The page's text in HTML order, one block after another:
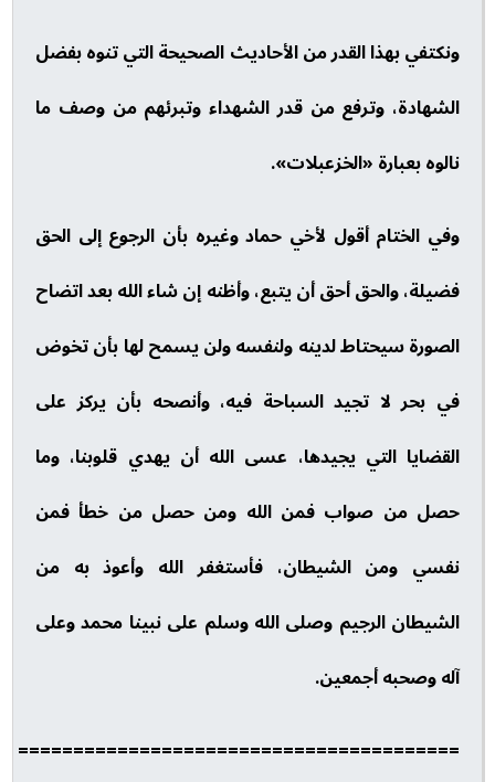
ونكتفي بهذا القدر من الأحاديث الصحيحة التي تنوه بفضل
الشهادة، وترفع من قدر الشهداء وتبرئهم من وصف ما
نالوه بعبارة «الخزعبلات».
وفي الختام أقول لأخي حماد وغيره بأن الرجوع إلى الحق
فضيلة، والحق أحق أن يتبع، وأظنه إن شاء الله بعد اتضاح
الصورة سيحتاط لدينه ولنفسه ولن يسمح لها بأن تخوض
في بحر لا تجيد السباحة فيه، وأنصحه بأن يركز على
القضايا التي يجيدها، عسى الله أن يهدي قلوبنا، وما
حصل من صواب فمن الله ومن حصل من خطأ فمن
نفسي ومن الشيطان، فأستغفر الله وأعوذ به من
الشيطان الرجيم وصلى الله وسلم على نبينا محمد وعلى
آله وصحبه أجمعين.
========================================